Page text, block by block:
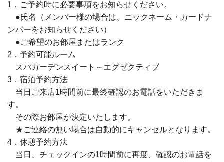
1．ご予約時に必要事項をお知らせください。
●氏名（メンバー様の場合は、ニックネーム・カードナ
ンバーをお知らせください）
●ご希望のお部屋またはランク
2．予約可能ルーム
スパガーデンスイート～エグゼクティブ
3．宿泊予約方法
当日ご来店1時間前に最終確認のお電話をいただきま
す。
その際お部屋が決定いたします。
★ご連絡の無い場合は自動的にキャンセルとなります。
4．休憩予約方法
当日、チェックインの1時間前に再度、確認のお電話を